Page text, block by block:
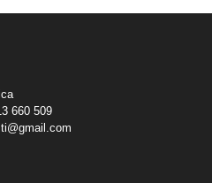
660 509